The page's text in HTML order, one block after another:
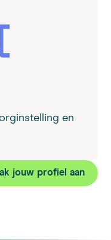
en
jouw profiel aan